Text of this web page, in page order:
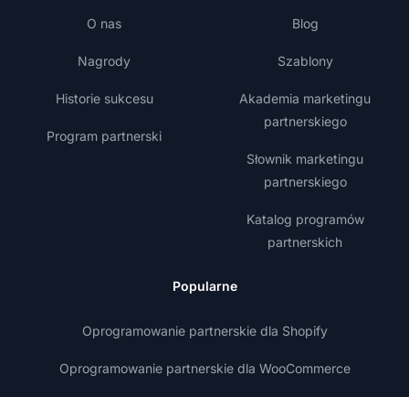
O nas
Nagrody
Historie sukcesu
Program partnerski
Blog
Szablony
Akademia marketingu
partnerskiego
Słownik marketingu
partnerskiego
Katalog programów
partnerskich
Popularne
Oprogramowanie partnerskie dla Shopify
Oprogramowanie partnerskie dla WooCommerce